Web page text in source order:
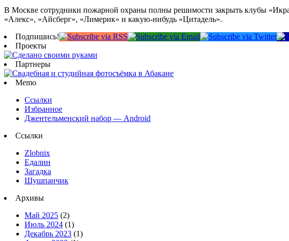
В Москве сотрудники пожарной охраны полны решимости закрыть клубы
«Алекс», «Айсберг», «Лимерик» и какую-нибудь «Цитадель».
Подпишись!
Проекты
Партнеры
Memo
Ссылки
Избранное
Джентельменский набор — Android
Ссылки
Zlobnix
Едалин
Загадка
Шушпанчик
Архивы
Май 2025 (2)
Июль 2024 (1)
Декабрь 2023 (1)